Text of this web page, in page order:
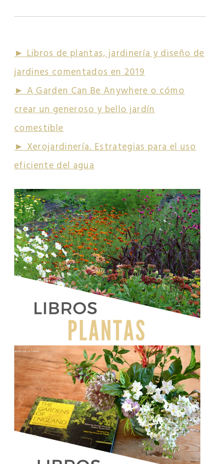
► Libros de plantas, jardinería y diseño de
jardines comentados en 2019
► A Garden Can Be Anywhere o cómo
crear un generoso y bello jardín
comestible
► Xerojardinería. Estrategias para el uso
eficiente del agua